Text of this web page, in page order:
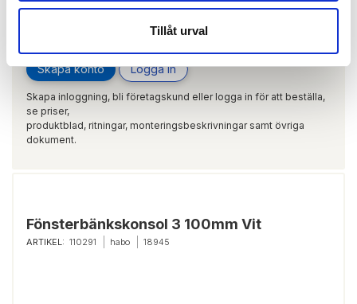
Tillåt urval
Skapa konto Logga in
Skapa inloggning, bli företagskund eller logga in för att beställa,
se priser,
produktblad, ritningar, monteringsbeskrivningar samt övriga
dokument.
Fönsterbänkskonsol 3 100mm Vit
ARTIKEL: 110291 habo 18945